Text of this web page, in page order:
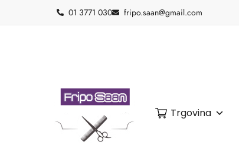
01 3771 030 fripo.saan@gmail.com
Trgovina